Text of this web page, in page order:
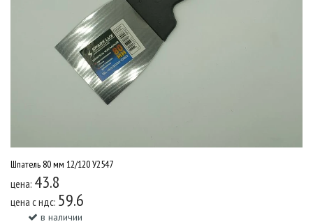
Шпатель 80 мм 12/120 У2547
цена: 43.8
цена c ндс: 59.6
в наличии